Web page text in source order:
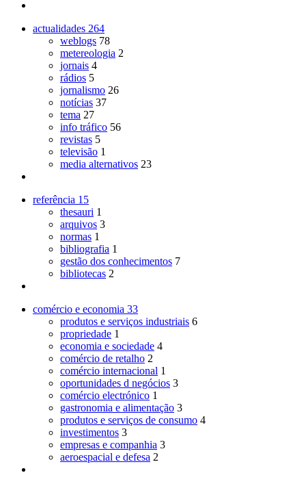
actualidades 264
weblogs 78
metereologia 2
jornais 4
rádios 5
jornalismo 26
notícias 37
tema 27
info tráfico 56
revistas 5
televisão 1
media alternativos 23
referência 15
thesauri 1
arquivos 3
normas 1
bibliografia 1
gestão dos conhecimentos 7
bibliotecas 2
comércio e economia 33
produtos e serviços industriais 6
propriedade 1
economia e sociedade 4
comércio de retalho 2
comércio internacional 1
oportunidades d negócios 3
comércio electrónico 1
gastronomia e alimentação 3
produtos e serviços de consumo 4
investimentos 3
empresas e companhia 3
aeroespacial e defesa 2